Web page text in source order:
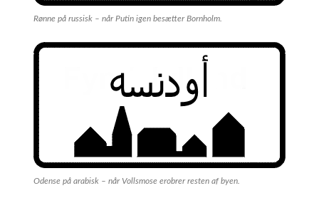
Rønne på russisk – når Putin igen besætter Bornholm.
Odense på arabisk – når Vollsmose erobrer resten af byen.